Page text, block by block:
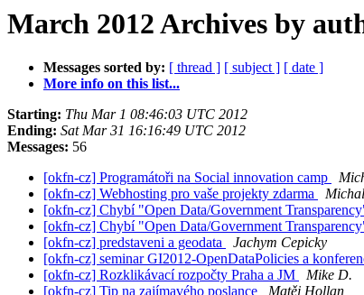
March 2012 Archives by
Messages sorted by: [ thread ] [ subject ] [ date ]
More info on this list...
Starting: Thu Mar 1 08:46:03 UTC 2012
Ending: Sat Mar 31 16:16:49 UTC 2012
Messages: 56
[okfn-cz] Programátoři na Social innovation camp
[okfn-cz] Webhosting pro vaše projekty zdarma
[okfn-cz] Chybí "Open Data/Government
[okfn-cz] Chybí "Open Data/Government
[okfn-cz] predstaveni a geodata
Jachym Cepicky
[okfn-cz] seminar GI2012-OpenDataPolicies a
[okfn-cz] Rozklikávací rozpočty Praha a JM
Mike D.
[okfn-cz] Tip na zajímavého poslance
Matěj Hollan